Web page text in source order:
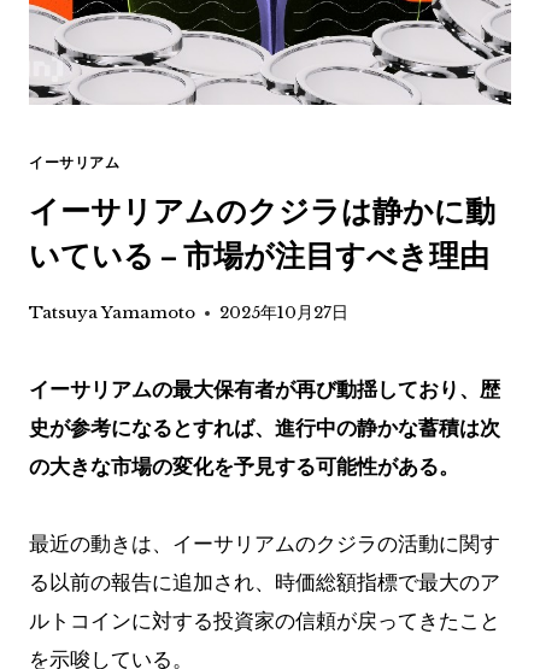
イーサリアム
イーサリアムのクジラは静かに動
いている – 市場が注目すべき理由
Tatsuya Yamamoto 2025年10月27日
イーサリアムの最大保有者が再び動揺しており、歴
史が参考になるとすれば、進行中の静かな蓄積は次
の大きな市場の変化を予見する可能性がある。
最近の動きは、イーサリアムのクジラの活動に関す
る以前の報告に追加され、時価総額指標で最大のア
ルトコインに対する投資家の信頼が戻ってきたこと
を示唆している。